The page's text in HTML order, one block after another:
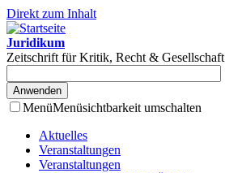
Direkt zum Inhalt
Juridikum
Zeitschrift für Kritik, Recht & Gesellschaft
MenüMenüsichtbarkeit umschalten
Aktuelles
Veranstaltungen
Veranstaltungen